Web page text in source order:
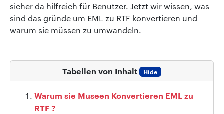
sicher da hilfreich für Benutzer. Jetzt wir wissen, was
sind das gründe um EML zu RTF konvertieren und
warum sie müssen zu umwandeln.
Tabellen von Inhalt Hide
Warum sie Museen Konvertieren EML zu
RTF ?